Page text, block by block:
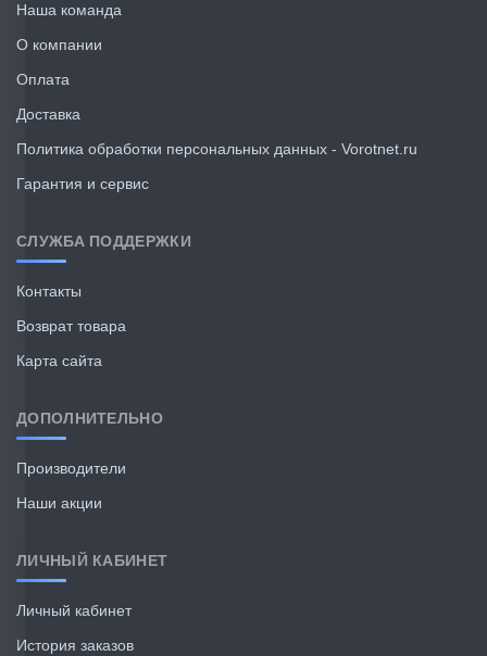
Наша команда
О компании
Оплата
Доставка
Политика обработки персональных данных - Vorotnet.ru
Гарантия и сервис
СЛУЖБА ПОДДЕРЖКИ
Контакты
Возврат товара
Карта сайта
ДОПОЛНИТЕЛЬНО
Производители
Наши акции
ЛИЧНЫЙ КАБИНЕТ
Личный кабинет
История заказов